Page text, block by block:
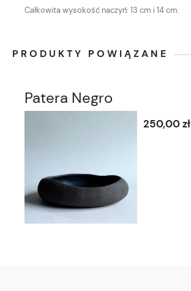
Całkowita wysokość naczyń: 13 cm i 14 cm.
PRODUKTY POWIĄZANE
Patera Negro
250,00 zł